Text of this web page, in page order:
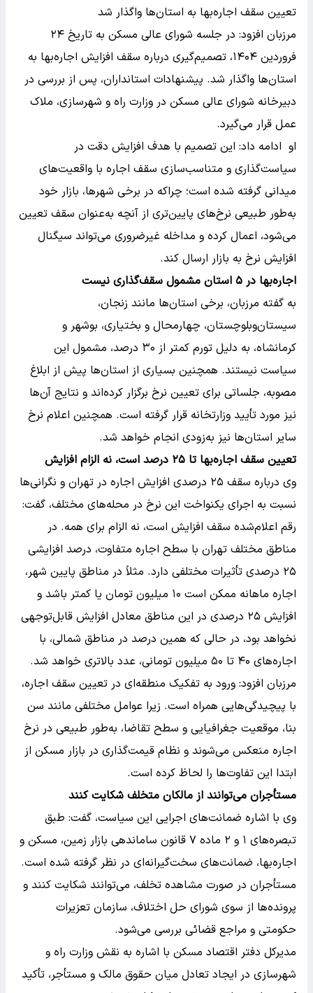
تعیین سقف اجاره‌بها به استان‌ها واگذار شد
مرزبان افزود: در جلسه شورای عالی مسکن به تاریخ ۲۴
فروردین ۱۴۰۴، تصمیم‌گیری درباره سقف افزایش اجاره‌بها به
استان‌ها واگذار شد. پیشنهادات استانداران، پس از بررسی در
دبیرخانه شورای عالی مسکن در وزارت راه و شهرسازی، ملاک
عمل قرار می‌گیرد.
او ادامه داد: این تصمیم با هدف افزایش دقت در
سیاست‌گذاری و متناسب‌سازی سقف اجاره با واقعیت‌های
میدانی گرفته شده است؛ چراکه در برخی شهرها، بازار خود
به‌طور طبیعی نرخ‌های پایین‌تری از آنچه به‌عنوان سقف تعیین
می‌شود، اعمال کرده و مداخله غیرضروری می‌تواند سیگنال
افزایش نرخ به بازار ارسال کند.
اجاره‌بها در ۵ استان مشمول سقف‌گذاری نیست
به گفته مرزبان، برخی استان‌ها مانند زنجان،
سیستان‌وبلوچستان، چهارمحال و بختیاری، بوشهر و
کرمانشاه، به دلیل تورم کمتر از ۳۰ درصد، مشمول این
سیاست نیستند. همچنین بسیاری از استان‌ها پیش از ابلاغ
مصوبه، جلساتی برای تعیین نرخ برگزار کرده‌اند و نتایج آن‌ها
نیز مورد تأیید وزارتخانه قرار گرفته است. همچنین اعلام نرخ
سایر استان‌ها نیز به‌زودی انجام خواهد شد.
تعیین سقف اجاره‌بها تا ۲۵ درصد است، نه الزام افزایش
وی درباره سقف ۲۵ درصدی افزایش اجاره در تهران و نگرانی‌ها
نسبت به اجرای یکنواخت این نرخ در محله‌های مختلف، گفت:
رقم اعلام‌شده سقف افزایش است، نه الزام برای همه. در
مناطق مختلف تهران با سطح اجاره متفاوت، درصد افزایشی
۲۵ درصدی تأثیرات مختلفی دارد. مثلاً در مناطق پایین شهر،
اجاره ماهانه ممکن است ۱۰ میلیون تومان یا کمتر باشد و
افزایش ۲۵ درصدی در این مناطق معادل افزایش قابل‌توجهی
نخواهد بود، در حالی که همین درصد در مناطق شمالی، با
اجاره‌های ۴۰ تا ۵۰ میلیون تومانی، عدد بالاتری خواهد شد.
مرزبان افزود: ورود به تفکیک منطقه‌ای در تعیین سقف اجاره،
با پیچیدگی‌هایی همراه است. زیرا عوامل مختلفی مانند سن
بنا، موقعیت جغرافیایی و سطح تقاضا، به‌طور طبیعی در نرخ
اجاره منعکس می‌شوند و نظام قیمت‌گذاری در بازار مسکن از
ابتدا این تفاوت‌ها را لحاظ کرده است.
مستأجران می‌توانند از مالکان متخلف شکایت کنند
وی با اشاره ضمانت‌های اجرایی این سیاست، گفت: طبق
تبصره‌های ۱ و ۲ ماده ۷ قانون ساماندهی بازار زمین، مسکن و
اجاره‌بها، ضمانت‌های سخت‌گیرانه‌ای در نظر گرفته شده است.
مستأجران در صورت مشاهده تخلف، می‌توانند شکایت کنند و
پرونده‌ها از سوی شورای حل اختلاف، سازمان تعزیرات
حکومتی و مراجع قضائی بررسی می‌شود.
مدیرکل دفتر اقتصاد مسکن با اشاره به نقش وزارت راه و
شهرسازی در ایجاد تعادل میان حقوق مالک و مستأجر، تأکید